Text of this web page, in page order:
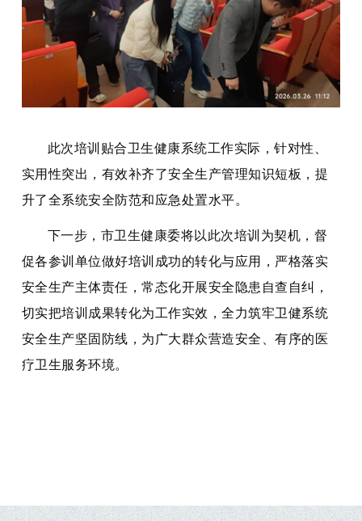
此次培训贴合卫生健康系统工作实际，针对性、
实用性突出，有效补齐了安全生产管理知识短板，提
升了全系统安全防范和应急处置水平。
下一步，市卫生健康委将以此次培训为契机，督
促各参训单位做好培训成功的转化与应用，严格落实
安全生产主体责任，常态化开展安全隐患自查自纠，
切实把培训成果转化为工作实效，全力筑牢卫健系统
安全生产坚固防线，为广大群众营造安全、有序的医
疗卫生服务环境。